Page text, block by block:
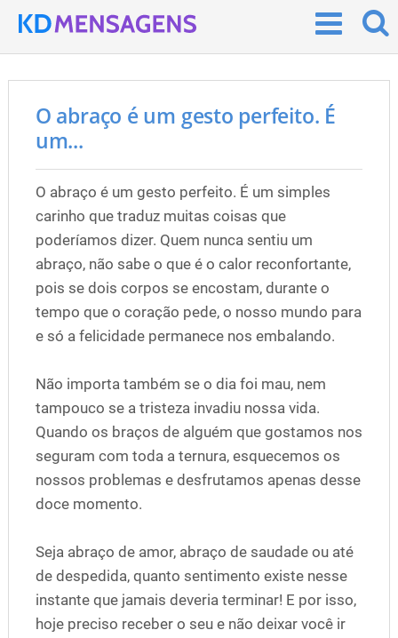
O abraço é um gesto perfeito. É
um...
O abraço é um gesto perfeito. É um simples
carinho que traduz muitas coisas que
poderíamos dizer. Quem nunca sentiu um
abraço, não sabe o que é o calor reconfortante,
pois se dois corpos se encostam, durante o
tempo que o coração pede, o nosso mundo para
e só a felicidade permanece nos embalando.
Não importa também se o dia foi mau, nem
tampouco se a tristeza invadiu nossa vida.
Quando os braços de alguém que gostamos nos
seguram com toda a ternura, esquecemos os
nossos problemas e desfrutamos apenas desse
doce momento.
Seja abraço de amor, abraço de saudade ou até
de despedida, quanto sentimento existe nesse
instante que jamais deveria terminar! E por isso,
hoje preciso receber o seu e não deixar você ir